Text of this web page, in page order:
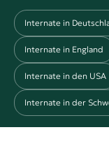
Internate in
Internate in England
Internate in den USA
Internate in der